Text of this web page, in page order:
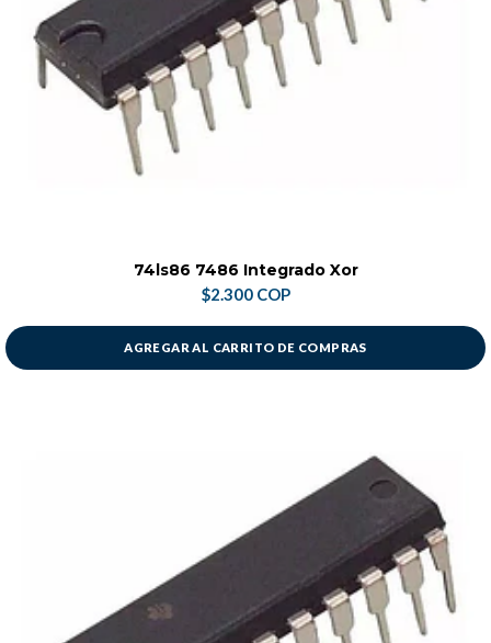
74ls86 7486 Integrado Xor
$2.300 COP
AGREGAR AL CARRITO DE COMPRAS